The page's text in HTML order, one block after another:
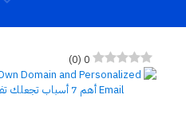
0
(
0
)